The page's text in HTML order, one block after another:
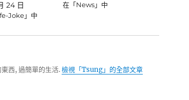
24 日
Joke」中
在「News」中
西, 過簡單的生活.檢視「Tsung」的全部文章